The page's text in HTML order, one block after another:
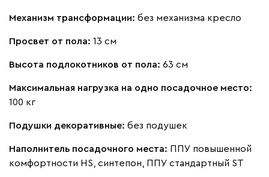
Альтеа 2604
Бежевый
Механизм трансформации: без механизма кресло
Просвет от пола: 13 см
Высота подлокотников от пола: 63 см
Максимальная нагрузка на одно посадочное место:
100 кг
Подушки декоративные: без подушек
Наполнитель посадочного места: ППУ повышенной
комфортности HS, синтепон, ППУ стандартный ST